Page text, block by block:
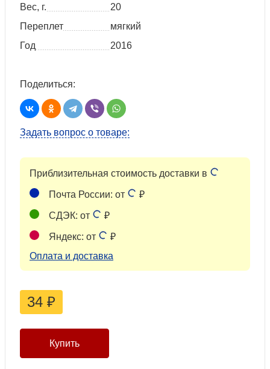
Вес, г.
20
Переплет
мягкий
Год
2016
Поделиться:
Задать вопрос о товаре:
Приблизительная стоимость доставки в
Почта России: от ₽
СДЭК: от ₽
Яндекс: от
₽
Оплата и доставка
34 ₽